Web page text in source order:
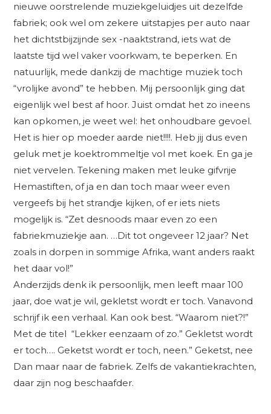
nieuwe oorstrelende muziekgeluidjes uit dezelfde
fabriek; ook wel om zekere uitstapjes per auto naar
het dichtstbijzijnde sex -naaktstrand, iets wat de
laatste tijd wel vaker voorkwam, te beperken. En
natuurlijk, mede dankzij de machtige muziek toch
“vrolijke avond” te hebben. Mij persoonlijk ging dat
eigenlijk wel best af hoor. Juist omdat het zo ineens
kan opkomen, je weet wel: het onhoudbare gevoel.
Het is hier op moeder aarde niet!!!!. Heb jij dus even
geluk met je koektrommeltje vol met koek. En ga je
niet vervelen. Tekening maken met leuke gifvrije
Hemastiften, of ja en dan toch maar weer even
vergeefs bij het strandje kijken, of er iets niets
mogelijk is. “Zet desnoods maar even zo een
fabriekmuziekje aan. …Dit tot ongeveer 12 jaar? Net
zoals in dorpen in sommige Afrika, want anders raakt
het daar vol!”
Anderzijds denk ik persoonlijk, men leeft maar 100
jaar, doe wat je wil, gekletst wordt er toch. Vanavond
schrijf ik een verhaal. Kan ook best. “Waarom niet?!”
Met de titel “Lekker eenzaam of zo.” Gekletst wordt
er toch…. Geketst wordt er toch, neen.” Geketst, nee
Dan maar naar de fabriek. Zelfs de vakantiekrachten,
daar zijn nog beschaafder.